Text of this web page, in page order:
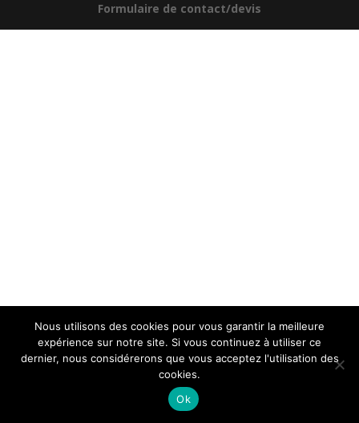
Formulaire de contact/devis
Nous utilisons des cookies pour vous garantir la meilleure
expérience sur notre site. Si vous continuez à utiliser ce
dernier, nous considérerons que vous acceptez l'utilisation des
cookies.
Ok